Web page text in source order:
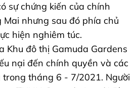
sự chứng kiến của chính
nhưng sau đó phía chủ
hiện nghiêm túc.
Khu đô thị Gamuda Gardens
nại đến chính quyền và các
tháng 6 - 7/2021. Người